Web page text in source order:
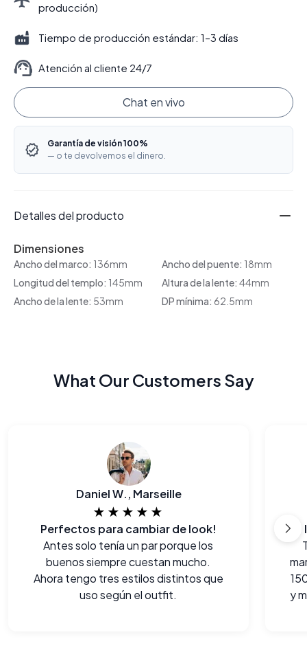
producción)
Tiempo de producción estándar: 1–3 días
Atención al cliente 24/7
Chat en vivo
Garantía de visión 100%
— o te devolvemos el dinero.
Detalles del producto
Dimensiones
Ancho del marco: 136mm Ancho del puente: 18mm
Longitud del templo: 145mm Altura de la lente: 44mm
Ancho de la lente: 53mm DP mínima: 62.5mm
What Our Customers Say
Daniel W., Marseille
★★★★★
Perfectos para cambiar de look!
Antes solo tenía un par porque los
buenos siempre cuestan mucho.
Ahora tengo tres estilos distintos que
uso según el outfit.
y